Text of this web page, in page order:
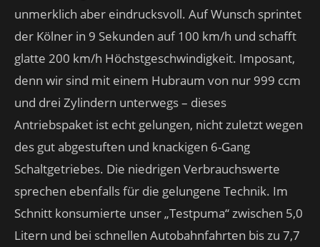
unmerklich aber eindrucksvoll. Auf Wunsch sprintet
der Kölner in 9 Sekunden auf 100 km/h und schafft
glatte 200 km/h Höchstgeschwindigkeit. Imposant,
denn wir sind mit einem Hubraum von nur 999 ccm
und drei Zylindern unterwegs – dieses
Antriebspaket ist echt gelungen, nicht zuletzt wegen
des gut abgestuften und knackigen 6-Gang
Schaltgetriebes. Die niedrigen Verbrauchswerte
sprechen ebenfalls für die gelungene Technik. Im
Schnitt konsumierte unser „Testpuma“ zwischen 5,0
Litern und bei schnellen Autobahnfahrten bis zu 7,7